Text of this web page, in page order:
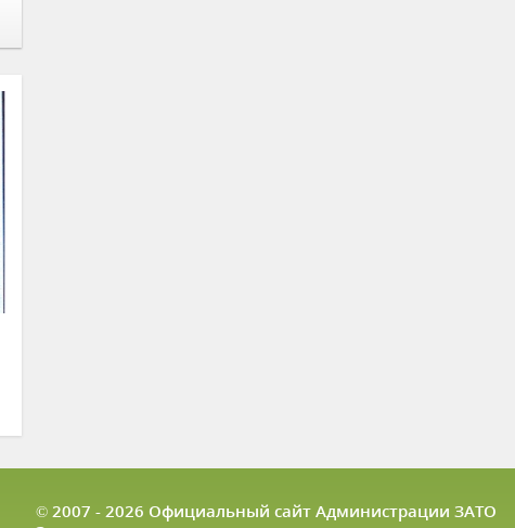
© 2007 - 2026 Официальный сайт Администрации ЗАТО